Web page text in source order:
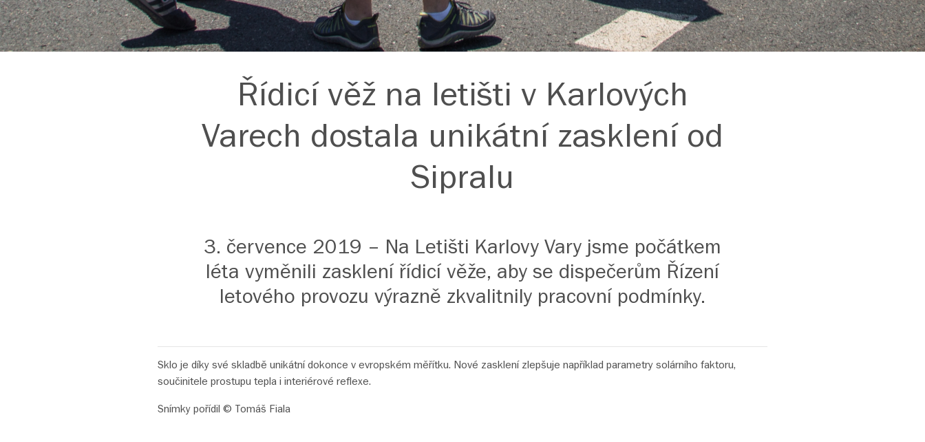
Řídicí věž na letišti v Karlových
Varech dostala unikátní zasklení od
Sipralu
3. července 2019 – Na Letišti Karlovy Vary jsme počátkem
léta vyměnili zasklení řídicí věže, aby se dispečerům Řízení
letového provozu výrazně zkvalitnily pracovní podmínky.
Sklo je díky své skladbě unikátní dokonce v evropském měřítku. Nové zasklení zlepšuje například parametry solárního faktoru,
součinitele prostupu tepla i interiérové reflexe.
Snímky pořídil © Tomáš Fiala